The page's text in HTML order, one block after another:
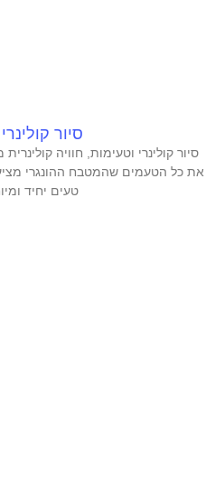
סיור
סיור קולינרי וטעימות, חוויה
את כל הטעמים שהמטבח ההונגרי
טעים יחיד